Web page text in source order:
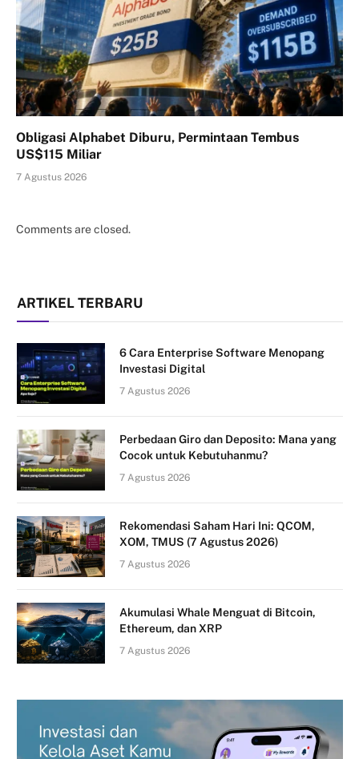
Obligasi Alphabet Diburu, Permintaan Tembus
US$115 Miliar
7 Agustus 2026
Comments are closed.
ARTIKEL TERBARU
6 Cara Enterprise Software Menopang
Investasi Digital
7 Agustus 2026
Perbedaan Giro dan Deposito: Mana yang
Cocok untuk Kebutuhanmu?
7 Agustus 2026
Rekomendasi Saham Hari Ini: QCOM,
XOM, TMUS (7 Agustus 2026)
7 Agustus 2026
Akumulasi Whale Menguat di Bitcoin,
Ethereum, dan XRP
7 Agustus 2026